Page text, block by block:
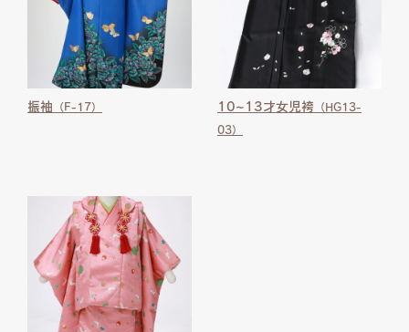
振袖 （F-17） 10~13才女児袴 （HG13-
03）